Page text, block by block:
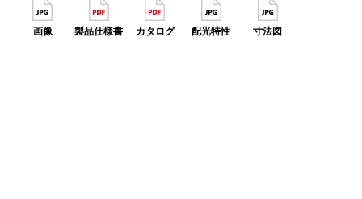
画像 製品仕様書 カタログ 配光特性 寸法図